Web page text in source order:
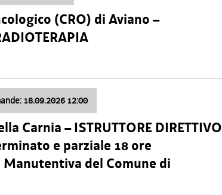
(CRO) di Aviano –
18.09.2026 12:00
Carnia – ISTRUTTORE DIRETTIVO
e parziale 18 ore
Manutentiva del Comune di